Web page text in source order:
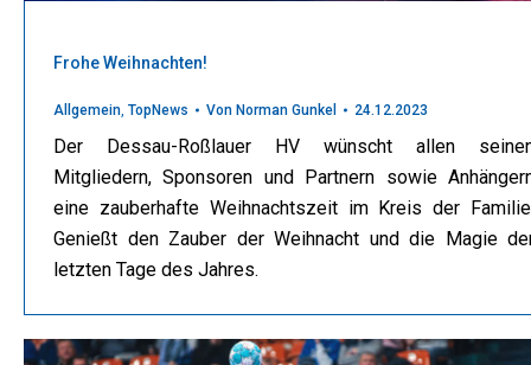
Frohe Weihnachten!
Allgemein, TopNews Von Norman Gunkel 24.12.2023
Der Dessau-Roßlauer HV wünscht allen
Mitgliedern, Sponsoren und Partnern sowie
eine zauberhafte Weihnachtszeit im Kreis der
Genießt den Zauber der Weihnacht und die Magie
letzten Tage des Jahres.